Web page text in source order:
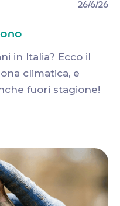
26/6/26
in Italia? Ecco il
climatica, e
fuori stagione!